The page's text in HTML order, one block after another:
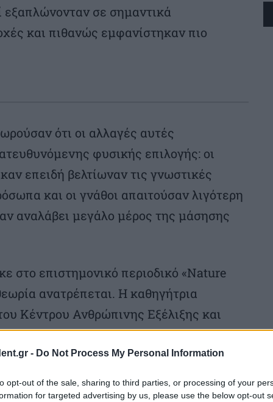
- Do Not Process My Personal Information
opt-out of the sale, sharing to third parties, or processing of your
for targeted advertising by us, please use the below opt-out
εξαπλώνονταν σε σημαντικά
και πιθανώς εμφανίστηκαν πιο
ότι οι αλλαγές αυτές
φυσικής επιλογής: οι
επειδή βελτίωναν τις γνωστικές
και οι γνάθοι απαιτούσαν λιγότερη
αναλάβει μεγάλο μέρος της μάσησης
στο επιστημονικό περιοδικό «Nature
ανατρέπεται. Η καθηγήτρια
Κέντρου Ανθρώπινης Εξέλιξης και
(SHEP) του Πανεπιστημίου του
ερευνητή Μαρκ Χούμπε από το
υποδεικνύουν μια πιο αργή και
διαδικασία σε σχέση με τις